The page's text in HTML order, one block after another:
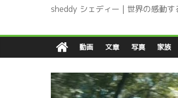
sheddy シェディー | 世界の感動す
動画 文章 写真 家族